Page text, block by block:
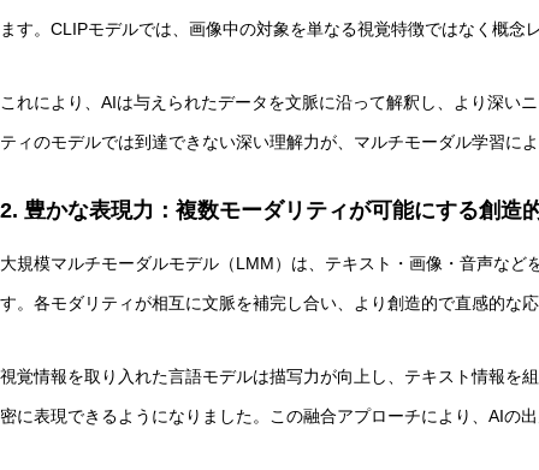
環世界(Umwelt)は量子力学でどう説明できるか？関係論
AI研究
ます。CLIPモデルでは、画像中の対象を単なる視覚特徴ではなく概念
これにより、AIは与えられたデータを文脈に沿って解釈し、より深い
ティのモデルでは到達できない深い理解力が、マルチモーダル学習に
2. 豊かな表現力：複数モーダリティが可能にする創造
大規模マルチモーダルモデル（LMM）は、テキスト・画像・音声な
す。各モダリティが相互に文脈を補完し合い、より創造的で直感的な
視覚情報を取り入れた言語モデルは描写力が向上し、テキスト情報を
密に表現できるようになりました。この融合アプローチにより、AIの